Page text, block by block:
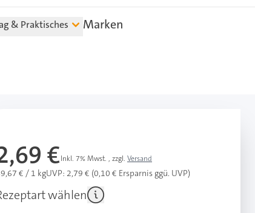
& Praktisches Marken
€Inkl. 7% Mwst. , zzgl. Versand
€ / 1 kgUVP: 2,79 € (0,10 € Ersparnis ggü. UVP)
wählen